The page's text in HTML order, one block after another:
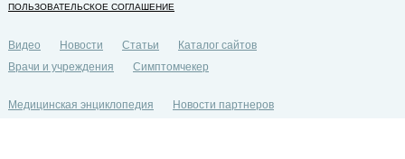
ПОЛЬЗОВАТЕЛЬСКОЕ СОГЛАШЕНИЕ
Видео Новости Статьи
Каталог сайтов
Врачи и учреждения
Симптомчекер
Медицинская энциклопедия
Новости партнеров